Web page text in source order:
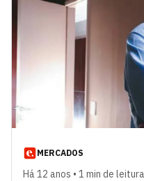
MERCADOS
Há 12 anos • 1 min de leitura